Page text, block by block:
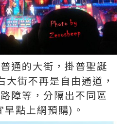
通的大街，掛普聖誕
大街不再是自由通道，
障等，分隔出不同區
點上網預購)。